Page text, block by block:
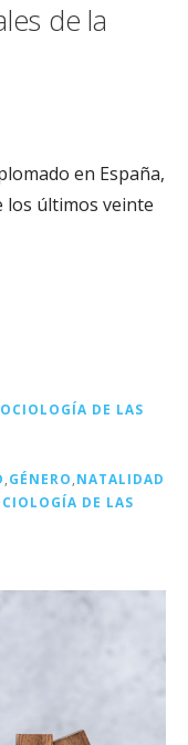
de la
en España,
los últimos veinte
DE LAS
,GÉNERO,NATALIDAD
DE LAS